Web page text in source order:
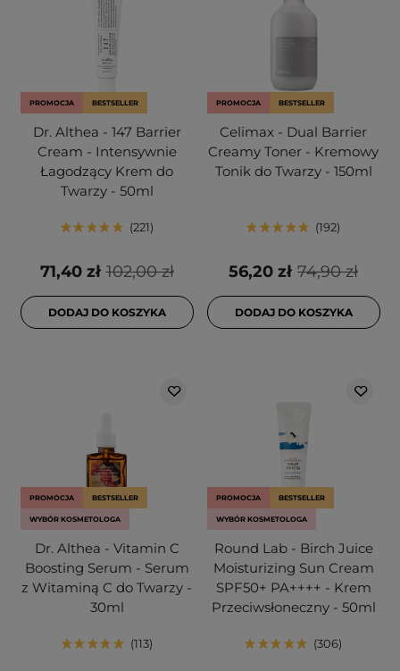
PROMOCJA BESTSELLER
Dr. Althea - 147 Barrier
Cream - Intensywnie
Łagodzący Krem do
Twarzy - 50ml
221
102,00 zł
71,40 zł
DODAJ DO KOSZYKA
PROMOCJA BESTSELLER
Celimax - Dual Barrier
Creamy Toner - Kremowy
Tonik do Twarzy - 150ml
192
74,90 zł
56,20 zł
DODAJ DO KOSZYKA
PROMOCJA BESTSELLER
WYBÓR KOSMETOLOGA
Dr. Althea - Vitamin C
Boosting Serum - Serum
z Witaminą C do Twarzy -
30ml
113
PROMOCJA BESTSELLER
WYBÓR KOSMETOLOGA
Round Lab - Birch Juice
Moisturizing Sun Cream
SPF50+ PA++++ - Krem
Przeciwsłoneczny - 50ml
306